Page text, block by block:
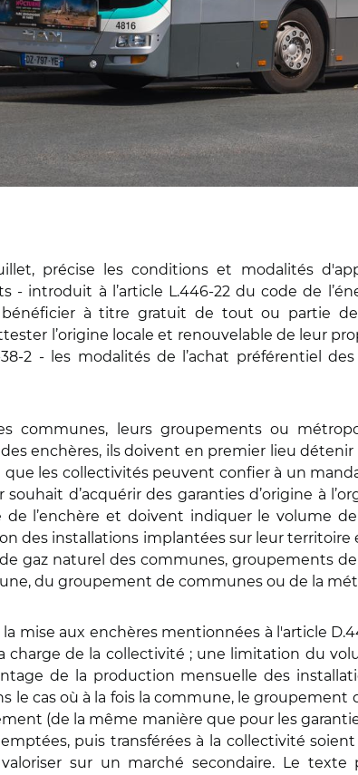
précise les conditions et modalités
- introduit à l’article L.446-22 du code de
à titre gratuit de tout ou partie
l’origine locale et renouvelable de leur
2 - les modalités de l’achat préférentiel
communes, leurs groupements ou
enchères, ils doivent en premier lieu
que les collectivités peuvent confier à un
d’acquérir des garanties d’origine à
de l’enchère et doivent indiquer le volume
des installations implantées sur leur
gaz naturel des communes, groupements
du groupement de communes ou de la
mise aux enchères mentionnées à l'article
charge de la collectivité ; une limitation du
de la production mensuelle des
le cas où à la fois la commune, le
(de la même manière que pour les
puis transférées à la collectivité
sur un marché secondaire. Le